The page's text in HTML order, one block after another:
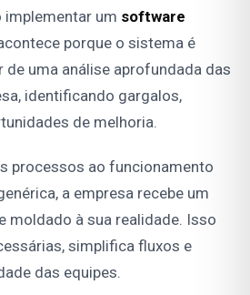
implementar um software
porque o sistema é
de uma análise aprofundada das
identificando gargalos,
de melhoria.
processos ao funcionamento
a empresa recebe um
moldado à sua realidade. Isso
simplifica fluxos e
das equipes.